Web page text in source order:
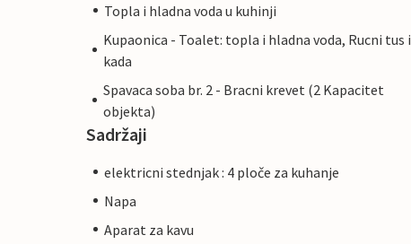
Topla i hladna voda u kuhinji
Kupaonica - Toalet: topla i hladna voda, Rucni tus i
kada
Spavaca soba br. 2 - Bracni krevet (2 Kapacitet
objekta)
Sadržaji
elektricni stednjak : 4 ploče za kuhanje
Napa
Aparat za kavu